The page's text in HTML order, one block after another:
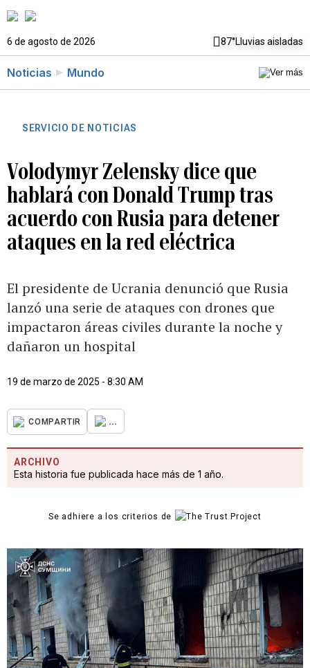
6 de agosto de 2026 87°Lluvias aisladas
Noticias Mundo
SERVICIO DE NOTICIAS
Volodymyr Zelensky dice que
hablará con Donald Trump tras
acuerdo con Rusia para detener
ataques en la red eléctrica
El presidente de Ucrania denunció que Rusia
lanzó una serie de ataques con drones que
impactaron áreas civiles durante la noche y
dañaron un hospital
19 de marzo de 2025 - 8:30 AM
COMPARTIR ...
ARCHIVO
Esta historia fue publicada hace más de 1 año.
Se adhiere a los criterios de